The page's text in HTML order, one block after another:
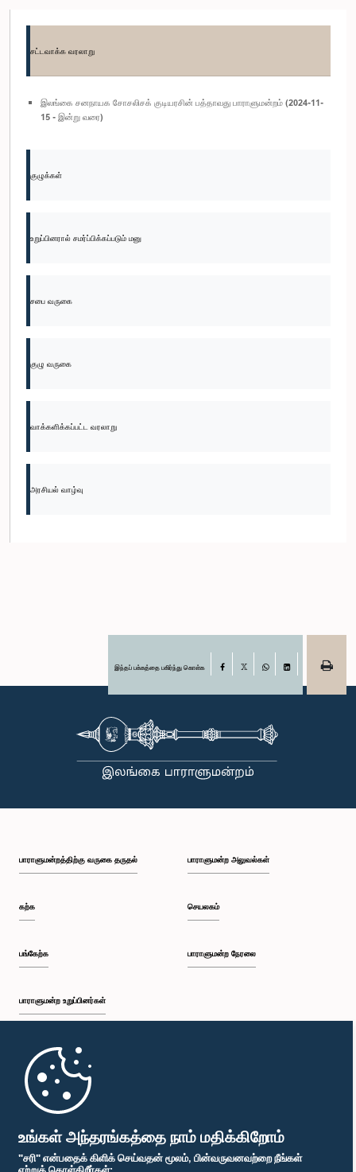
உங்கள் அந்தரங்கத்தை நாம் மதிக்கிறோம்
"சரி" என்பதைக் கிளிக் செய்வதன் மூலம், பின்வருவனவற்றை நீங்கள்
சட்டவாக்க வரலாறு
இலங்கை சனநாயக சோசலிசக் குடியரசின் பத்தாவது பாராளுமன்றம் (2024-11-
15 - இன்று வரை)
குழுக்கள்
உறுப்பினரால் சமர்ப்பிக்கப்படும் மனு
சபை வருகை
குழு வருகை
வாக்களிக்கப்பட்ட வரலாறு
அரசியல் வாழ்வு
இந்தப் பக்கத்தை பகிர்ந்து கொள்க Facebook
பாராளுமன்றத்திற்கு வருகை தருதல்
கற்க
பங்கேற்க
பாராளுமன்ற உறுப்பினர்கள்
முதற்பக்கம்
பாராளுமன்ற அலுவல்கள்
செயலகம்
பாராளுமன்ற நேரலை
பாராளுமன்ற கையடக்க செயலி